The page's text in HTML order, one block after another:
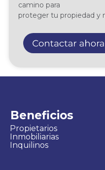
camino para
proteger tu propiedad y
Beneficios
Propietarios
Inmobiliarias
Inquilinos